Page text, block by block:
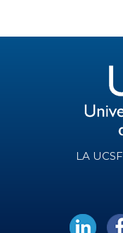
LA UCSF